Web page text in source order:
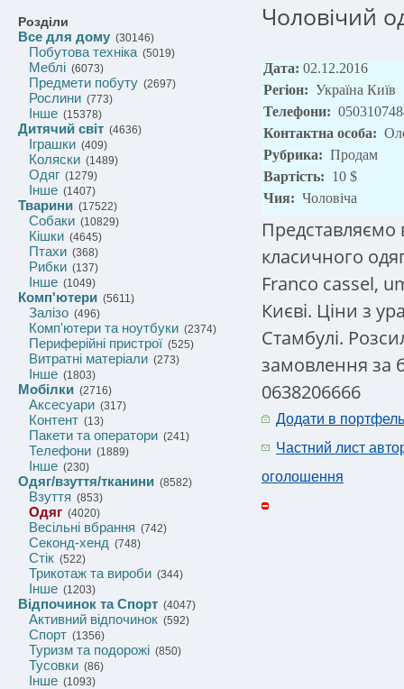
Розділи
Все для дому (30146)
Побутова техніка(5019)
Меблі (6073)
Предмети побуту (2697)
Рослини (773)
Інше (15378)
Дитячий світ (4636)
Іграшки (409)
Коляски (1489)
Одяг (1279)
Інше (1407)
Тварини (17522)
Собаки (10829)
Кішки (4645)
Птахи (368)
Рибки (137)
Інше (1049)
Комп'ютери (5611)
Залізо (496)
Комп'ютери та ноутбуки (2374)
Периферійні пристрої (525)
Витратні матеріали (273)
Інше (1803)
Мобілки (2716)
Аксесуари (317)
Контент (13)
Пакети та оператори (241)
Телефони (1889)
Інше (230)
Одяг/взуття/тканини (8582)
Взуття (853)
Одяг (4020)
Весільні вбрання (742)
Секонд-хенд (748)
Стік (522)
Трикотаж та вироби (344)
Інше (1203)
Відпочинок та Спорт (4047)
Активний відпочинок (592)
Спорт (1356)
Туризм та подорожі (850)
Тусовки (86)
Інше (1093)
Чоловічий
Дата: 02.12.2016
Регіон: Україна Київ
Телефони:
Контактна особа:
Рубрика: Продам
Вартість: 10 $
Чия: Чоловіча
Представляємо
класичного
Franco cassel,
Києві. Ціни з
Стамбулі.
замовлення за
0638206666
Додати в портфель
Частний лист
оголошення